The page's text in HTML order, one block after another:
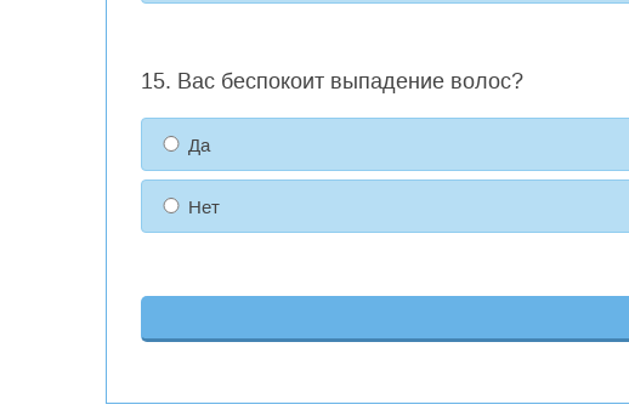
15. Вас беспокоит выпадение волос?
Да
Нет